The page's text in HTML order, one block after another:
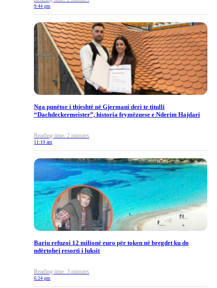
9:44 pm
Nga punëtor i thjeshtë në Gjermani deri te titulli
“Dachdeckermeister”, historia frymëzuese e Nderim Hajdari
Reading time: 2 minutes
11:19 am
Bariu refuzoi 12 milionë euro për token në bregdet ku do
ndërtohej resorti i luksit
Reading time: 3 minutes
6:24 pm